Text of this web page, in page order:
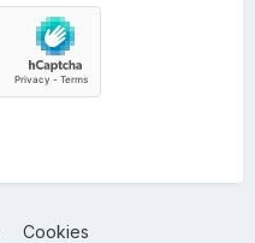
Cookies